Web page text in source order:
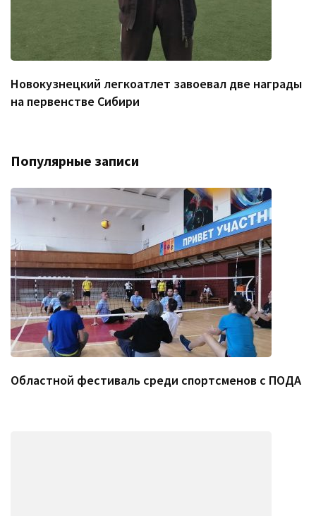
Новокузнецкий легкоатлет завоевал две награды
на первенстве Сибири
Популярные записи
Областной фестиваль среди спортсменов с ПОДА